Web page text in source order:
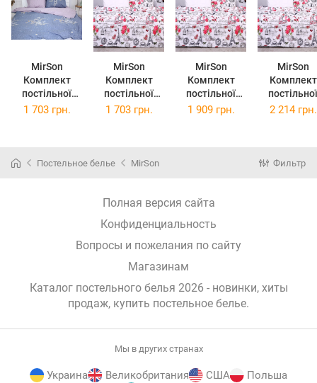
MirSon
Комплект
постільної
білизни
17-0408 -1
MirSon
Комплект
постільної
білизни
17-0188 -1
MirSon
Комплект
постільної
білизни
MirSon
Комплект
постільної
білизни Євро
Grettir 100
1 703 грн. 1 703 грн. 1 909 грн. 2 214 грн.
Постельное белье MirSon Фильтр
Полная версия сайта
Конфиденциальность
Вопросы и пожелания по сайту
Магазинам
Каталог постельного белья 2026 - новинки, хиты
продаж, купить постельное белье.
Мы в других странах
Украина Великобритания США Польша